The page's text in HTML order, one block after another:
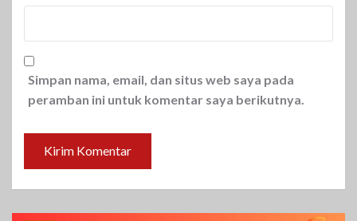
Simpan nama, email, dan situs web saya pada
peramban ini untuk komentar saya berikutnya.